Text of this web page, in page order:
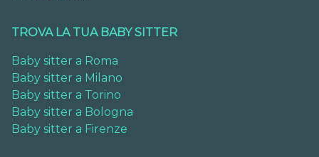
TROVA LA TUA BABY SITTER
Baby sitter a Roma
Baby sitter a Milano
Baby sitter a Torino
Baby sitter a Bologna
Baby sitter a Firenze